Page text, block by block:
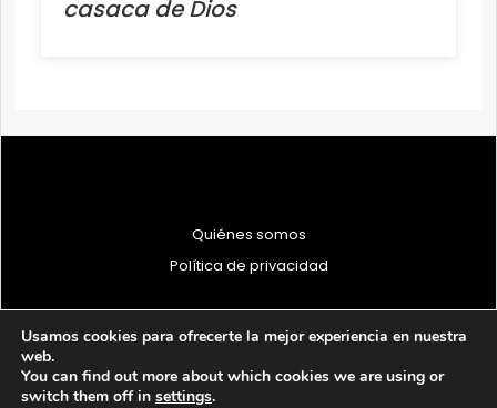
casaca de Dios
Quiénes somos
Política de privacidad
© 1997 - 2026 PRODU - Todos los derechos reservados
Usamos cookies para ofrecerte la mejor experiencia en nuestra
web.
You can find out more about which cookies we are using or
switch them off in settings.